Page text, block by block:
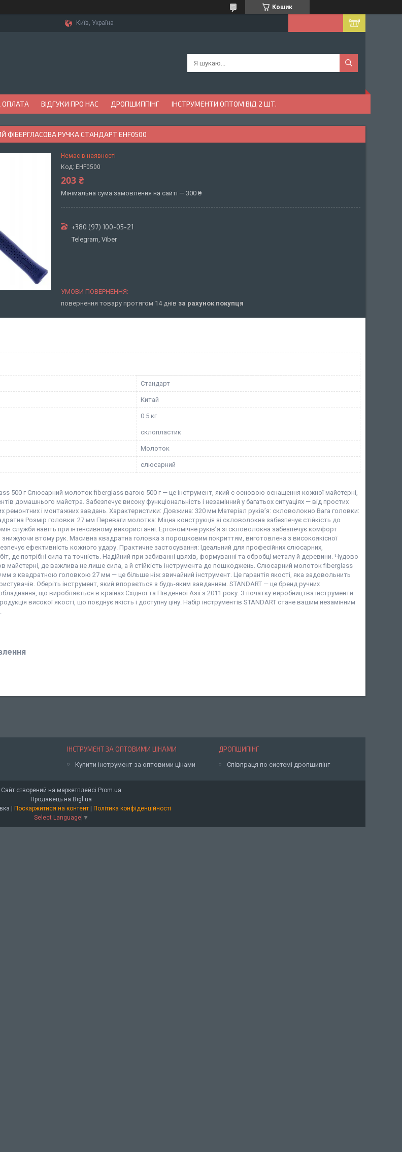
Кошик
Київ, Україна
ОПЛАТА ВІДГУКИ ПРО НАС ДРОПШИППІНГ ІНСТРУМЕНТИ ОПТОМ ВІД 2 ШТ.
РУЧКА СТАНДАРТ EHF0500
Немає в наявності
Код: EHF0500
203 ₴
Мінімальна сума замовлення на сайті — 300 ₴
+380 (97) 100-05-21
Telegram, Viber
повернення товару протягом 14 днів за рахунок покупця
Стандарт
Китай
0.5 кг
склопластик
Молоток
слюсарний
500 г Слюсарний молоток fiberglass вагою 500 г — це інструмент, який є основою оснащення кожної майстерні,
домашнього майстра. Забезпечує високу функціональність і незамінний у багатьох ситуаціях — від простих
ремонтних і монтажних завдань. Характеристики: Довжина: 320 мм Матеріал руків’я: скловолокно Вага головки:
Розмір головки: 27 мм Переваги молотка: Міцна конструкція зі скловолокна забезпечує стійкість до
служби навіть при інтенсивному використанні. Ергономічне руків’я зі скловолокна забезпечує комфорт
знижуючи втому рук. Масивна квадратна головка з порошковим покриттям, виготовлена з високоякісної
ефективність кожного удару. Практичне застосування: Ідеальний для професійних слюсарних,
де потрібні сила та точність. Надійний при забиванні цвяхів, формуванні та обробці металу й деревини. Чудово
майстерні, де важлива не лише сила, а й стійкість інструмента до пошкоджень. Слюсарний молоток fiberglass
з квадратною головкою 27 мм — це більше ніж звичайний інструмент. Це гарантія якості, яка задовольнить
Оберіть інструмент, який впорається з будь-яким завданням. STANDART — це бренд ручних
що виробляється в країнах Східної та Південної Азії з 2011 року. З початку виробництва інструменти
високої якості, що поєднує якість і доступну ціну. Набір інструментів STANDART стане вашим незамінним
ІНСТРУМЕНТ ЗА ОПТОВИМИ ЦІНАМИ
Купити інструмент за оптовими цінами
ДРОПШИПІНГ
Співпраця по системі дропшипінг
Сайт створений на маркетплейсі Prom.ua
Продавець на Bigl.ua
ІнструментПоставка | Поскаржитися на контент | Політика конфіденційності
Select Language ▼